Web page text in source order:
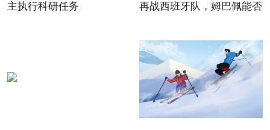
主执行科研任务
再战西班牙队，姆巴佩能否